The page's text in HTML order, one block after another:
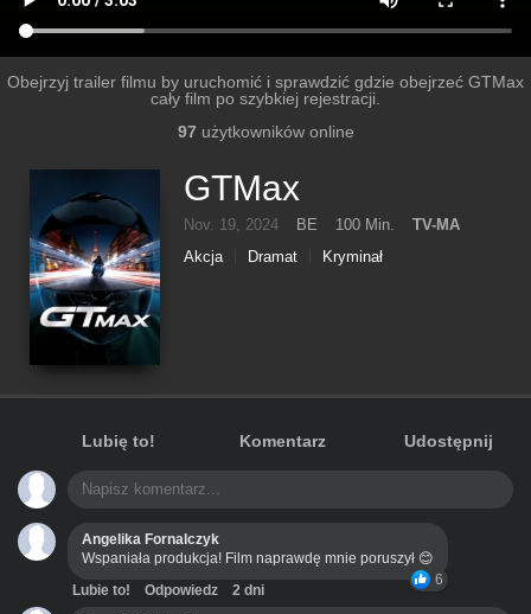
Obejrzyj trailer filmu by uruchomić i sprawdzić gdzie obejrzeć GTMax
cały film po szybkiej rejestracji.
97 użytkowników online
GTMax
Nov. 19, 2024 BE 100 Min.
TV-MA
Akcja
Dramat Kryminał
Lubię to! Komentarz Udostępnij
Angelika Fornalczyk
Wspaniała produkcja! Film naprawdę mnie poruszył 😊
6
Lubie to! Odpowiedz
2 dni